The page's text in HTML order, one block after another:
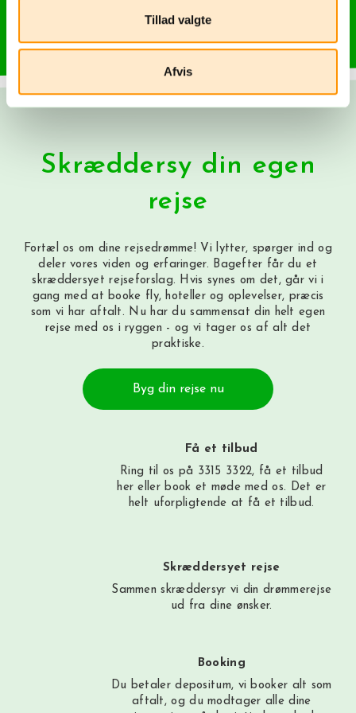
Tillad valgte
Afvis
Anvender solenergi bl.a. til opvarmning af jacuzzien.
Skræddersy din egen
rejse
Fortæl os om dine rejsedrømme! Vi lytter, spørger ind og
deler vores viden og erfaringer. Bagefter får du et
skræddersyet rejseforslag. Hvis synes om det, går vi i
gang med at booke fly, hoteller og oplevelser, præcis
som vi har aftalt. Nu har du sammensat din helt egen
rejse med os i ryggen - og vi tager os af alt det
praktiske.
Byg din rejse nu
Få et tilbud
Ring til os på 3315 3322, få et tilbud
her eller book et møde med os. Det er
helt uforpligtende at få et tilbud.
Skræddersyet rejse
Sammen skræddersyr vi din drømmerejse
ud fra dine ønsker.
Booking
Du betaler depositum, vi booker alt som
aftalt, og du modtager alle dine